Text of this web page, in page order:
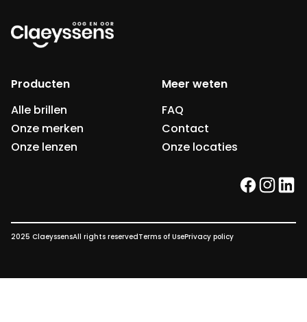
Producten
Alle brillen
Onze merken
Onze lenzen
Meer weten
FAQ
Contact
Onze locaties
facebook
2025 ClaeyssensAll rights reservedTerms of UsePrivacy policy